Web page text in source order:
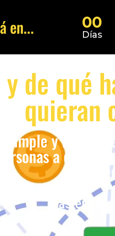
en... 00
Días
y de qué
quieran
simple y rápida
a querer
Master